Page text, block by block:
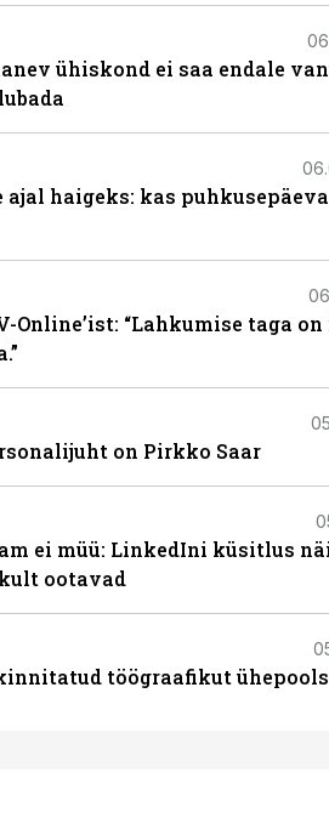
ühiskond ei saa endale
ajal haigeks: kas
Online’ist: “Lahkumise taga
on Pirkko Saar
ei müü: LinkedIni küsitlus
ootavad
töögraafikut